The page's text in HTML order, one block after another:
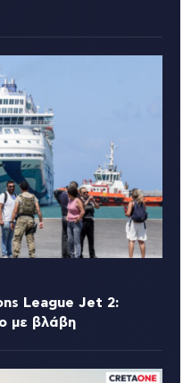
League Jet 2:
με βλάβη